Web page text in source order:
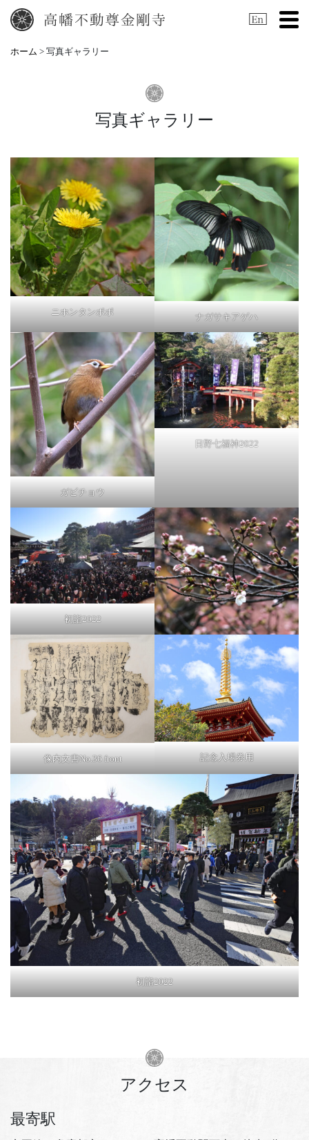
ホーム > 写真ギャラリー
写真ギャラリー
ニホンタンポポ ナガサキアゲハ
ガビチョウ
日野七福神2022
初詣2022
像内文書No.36 front 記念入場券用
初詣2022
アクセス
最寄駅